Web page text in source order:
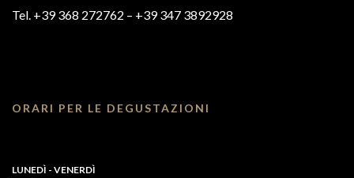
Tel. +39 368 272762‬ – +39 347 3892928‬
ORARI PER LE DEGUSTAZIONI
LUNEDÌ - VENERDÌ